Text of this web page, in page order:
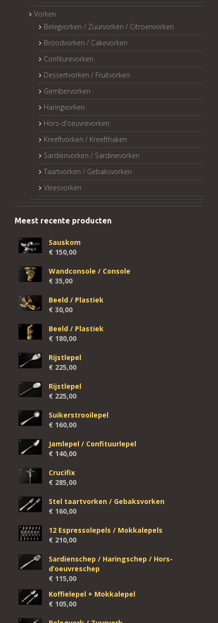
Vorken
Belegvorken / Zuurvorken / Citroenvorken
Broodvorken / Cakevorken
Confiturevorken
Dessertvorken / Fruitvorken
Gembervorken
Haringvorken
Hors-d'oeuvrevorken
Kreeftvorken / Kreefthaken
Sardienvorken / Sardinevorken
Taartvorken / Gebaksvorken
Vleesvorken
Meest recente producten
Sauskom
€ 150,00
Wandconsole / Console
€ 35,00
Beeld / Plastiek
€ 30,00
Beeld / Plastiek
€ 180,00
Rijstlepel
€ 225,00
Rijstlepel
€ 225,00
Suikerstrooilepel
€ 160,00
Jamlepel / Confituurlepel
€ 140,00
Crucifix
€ 285,00
Stel taartvorken / Gebaksvorken
€ 160,00
12 Espressolepels / Mokkalepels
€ 210,00
Sardienschep / Haringschep / Hors-
d’oeuvreschep
€ 115,00
Koffielepel + Mokkalepel
€ 105,00